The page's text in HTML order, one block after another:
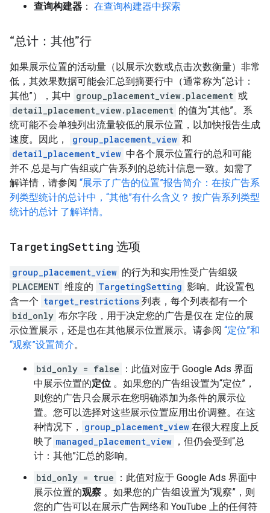
查询构建器 ： 在查询构建器中探索
“总计：其他”行
如果展示位置的活动量（以展示次数或点击次数衡量）非常
低，其效果数据可能会汇总到摘要行中（通常称为“总计：
其他”），其中 group_placement_view.placement 或
detail_placement_view.placement 的值为“其他”。系
统可能不会单独列出流量较低的展示位置，以加快报告生成
速度。因此，
group_placement_view 和
detail_placement_view 中各个展示位置行的总和可能
并不 总是与广告组或广告系列的总统计信息一致。如需了
解详情，请参阅 “展示了广告的位置”报告简介：在按广告系
列类型统计的总计中，“其他”有什么含义？ 按广告系列类型
统计的总计 了解详情。
TargetingSetting 选项
group_placement_view 的行为和实用性受广告组级
PLACEMENT 维度的 TargetingSetting 影响。此设置包
含一个 target_restrictions 列表，每个列表都有一个
bid_only 布尔字段，用于决定您的广告是仅在 定位的展
示位置展示，还是也在其他展示位置展示。请参阅 “定位”和
“观察”设置简介。
bid_only = false
：此值对应于 Google Ads 界面
中展示位置的定位 。如果您的广告组设置为“定位”，
则您的广告只会展示在您明确添加为条件的展示位
置。您可以选择对这些展示位置应用出价调整。在这
种情况下，
group_placement_view 在很大程度上反
映了 managed_placement_view ，但仍会受到“总
计：其他”汇总的影响。
bid_only = true
：此值对应于 Google Ads 界面中
展示位置的观察 。如果您的广告组设置为“观察”，则
您的广告可以在展示广告网络和 YouTube 上的任何符